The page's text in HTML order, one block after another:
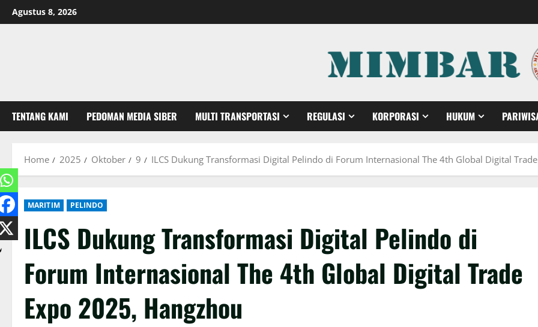
Skip
to
Agustus 8, 2026
TENTANG KAMI PEDOMAN MEDIA SIBER MULTI TRANSPORTASI REGULASI KORPORASI HUKUM
Home 2025 Oktober 9 ILCS Dukung Transformasi Digital Pelindo di Forum Internasional The 4th Global Digital
MARITIM PELINDO
ILCS Dukung Transformasi Digital Pelindo di
Forum Internasional The 4th Global Digital Trade
Expo 2025, Hangzhou